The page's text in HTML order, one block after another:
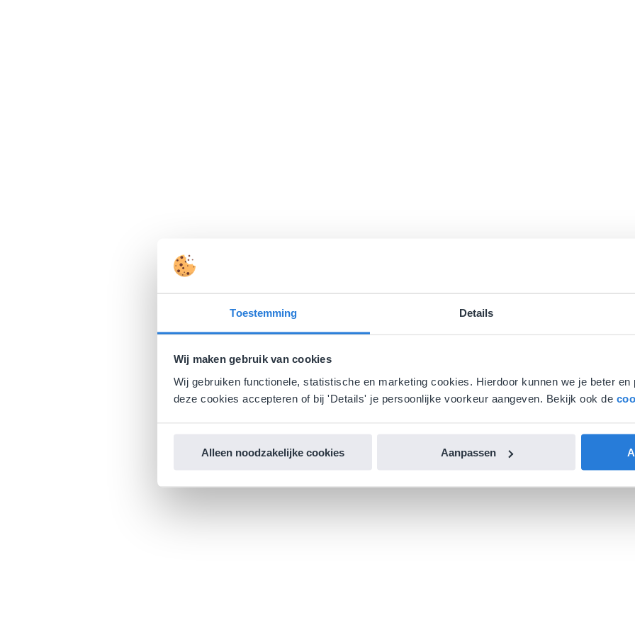
Toestemming Details
Wij maken gebruik van cookies
Wij gebruiken functionele, statistische en marketing cookies. Hierdoor kunnen we je beter
deze cookies accepteren of bij 'Details' je persoonlijke voorkeur aangeven. Bekijk ook de
Alleen noodzakelijke cookies Aanpassen